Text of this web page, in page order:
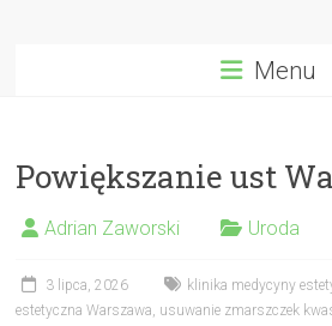
Menu
Powiększanie ust
Adrian Zaworski Uroda
3 lipca, 2026 klinika medycyny
estetyczna Warszawa, usuwanie zmarszczek